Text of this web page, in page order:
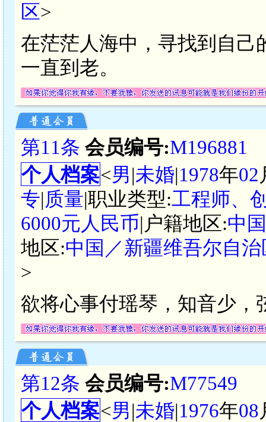
区>
在茫茫人海中，寻找到自己
一直到老。
第11条 会员编号:M196881
个人档案<男|未婚|1978年02
专|质量|职业类型:工程师、
6000元人民币|户籍地区:中
地区:中国／新疆维吾尔自
>
欲将心事付瑶琴，知音少，
第12条 会员编号:M77549
个人档案<男|未婚|1976年08